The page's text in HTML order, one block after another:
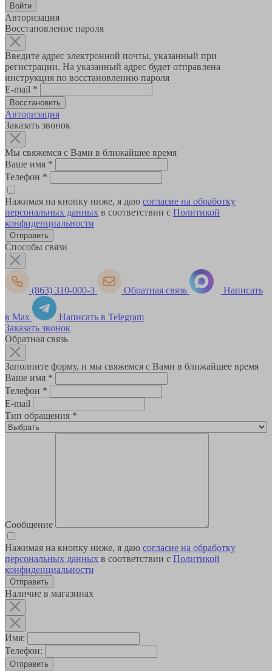
Авторизация
Восстановление пароля
Введите адрес электронной почты, указанный при
регистрации. На указанный адрес будет отправлена
инструкция по восстановлению пароля
E-mail *
Авторизация
Заказать звонок
Мы свяжемся с Вами в ближайшее время
Ваше имя *
Телефон *
Нажимая на кнопку ниже, я даю согласие на обработку
персональных данных в соответствии с Политикой
конфиденциальности
Способы связи
(863) 310-000-3 Обратная связь Написать
в Max
Написать в Telegram
Заказать звонок
Обратная связь
Заполните форму, и мы свяжемся с Вами в ближайшее время
Ваше имя *
Телефон *
E-mail
Тип обращения *
Сообщение
Нажимая на кнопку ниже, я даю согласие на обработку
персональных данных в соответствии с Политикой
конфиденциальности
Наличие в магазинах
Имя:
Телефон:
Отправить